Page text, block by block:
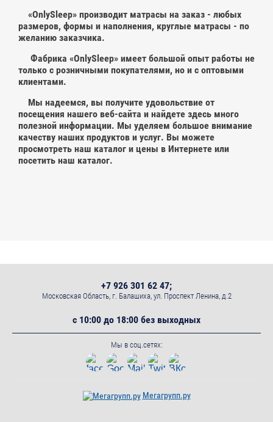
«OnlySleep» производит матрасы на заказ - любых
размеров, формы и наполнения, круглые матрасы - по
желанию заказчика.
Фабрика «OnlySleep» имеет большой опыт работы не
только с розничными покупателями, но и с оптовыми
клиентами.
Мы надеемся, вы получите удовольствие от
посещения нашего веб-сайта и найдете здесь много
полезной информации. Мы уделяем большое внимание
качеству наших продуктов и услуг. Вы можете
просмотреть наш каталог и цены в Интернете или
посетить наш каталог.
с 10:00 до 18:00 без выходных
+7 926 301 62 47;
Московская Область, г. Балашиха, ул. Проспект Ленина, д.2
Мы в соц.сетях:
Мегагрупп.ру